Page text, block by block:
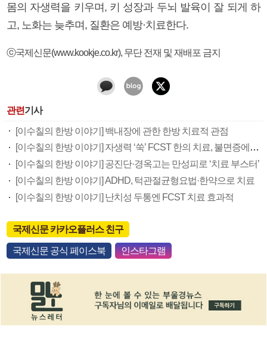
몸의 자생력을 키우며, 키 성장과 두뇌 발육이 잘 되게 하
고, 노화는 늦추며, 질환은 예방·치료한다.
ⓒ국제신문(www.kookje.co.kr), 무단 전재 및 재배포 금지
관련기사
[이수칠의 한방 이야기] 백내장에 관한 한방 치료적 관점
[이수칠의 한방 이야기] 자생력 ‘쑥’ FCST 한의 치료, 불면증에 ‘딱’
[이수칠의 한방 이야기] 공진단·경옥고는 만성피로 ‘치료 부스터’
[이수칠의 한방 이야기] ADHD, 턱관절균형요법·한약으로 치료
[이수칠의 한방 이야기] 난치성 두통엔 FCST 치료 효과적
국제신문 카카오플러스 친구
국제신문 공식 페이스북 인스타그램